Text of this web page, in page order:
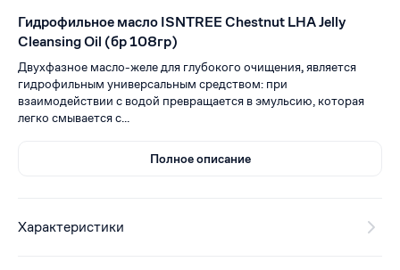
Гидрофильное масло ISNTREE Chestnut LHA Jelly
Cleansing Oil (бр 108гр)
Двухфазное масло-желе для глубокого очищения,является
гидрофильным универсальным средством: при
взаимодействии с водой превращается в эмульсию, которая
легко смывается с...
Полное описание
Характеристики